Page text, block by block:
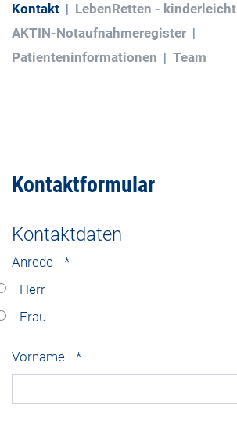
Kontakt
LebenRetten - kinderleicht
AKTIN-Notaufnahmeregister
Patienteninformationen
Team
Kontaktformular
Kontaktdaten
Anrede
*
Herr
Frau
Vorname *